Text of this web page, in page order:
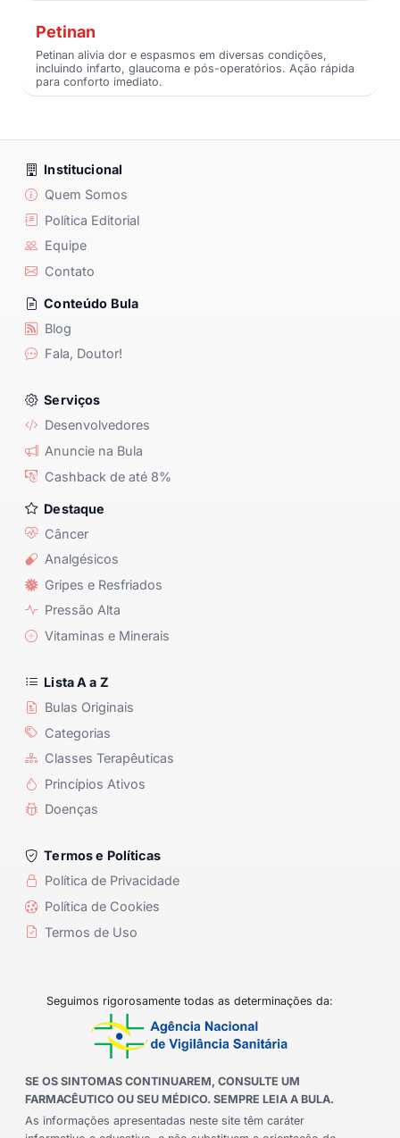
Petinan
Petinan alivia dor e espasmos em diversas condições,
incluindo infarto, glaucoma e pós-operatórios. Ação rápida
para conforto imediato.
Institucional
Quem Somos
Política Editorial
Equipe
Contato
Conteúdo Bula
Blog
Fala, Doutor!
Serviços
Desenvolvedores
Anuncie na Bula
Cashback de até 8%
Destaque
Câncer
Analgésicos
Gripes e Resfriados
Pressão Alta
Vitaminas e Minerais
Lista A a Z
Bulas Originais
Categorias
Classes Terapêuticas
Princípios Ativos
Doenças
Termos e Políticas
Política de Privacidade
Política de Cookies
Termos de Uso
Seguimos rigorosamente todas as determinações da:
SE OS SINTOMAS CONTINUAREM, CONSULTE UM
FARMACÊUTICO OU SEU MÉDICO. SEMPRE LEIA A BULA.
As informações apresentadas neste site têm caráter